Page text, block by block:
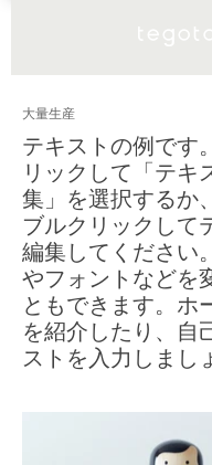
大量生産
テキストの例です
リックして「テキ
集」を選択するか
ブルクリックして
編集してください
やフォントなどを
ともできます。ホ
を紹介したり、自
ストを入力しまし